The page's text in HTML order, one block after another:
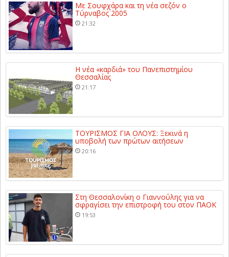
Με Σουφχάρα και τη νέα σεζόν ο
Τύρναβος 2005
21:32
Η νέα «καρδιά» του Πανεπιστημίου
Θεσσαλίας
21:17
ΤΟΥΡΙΣΜΟΣ ΓΙΑ ΟΛΟΥΣ: Ξεκινά η
υποβολή των πρώτων αιτήσεων
20:16
Στη Θεσσαλονίκη ο Γιαννούλης για να
σφραγίσει την επιστροφή του στον ΠΑΟΚ
19:53